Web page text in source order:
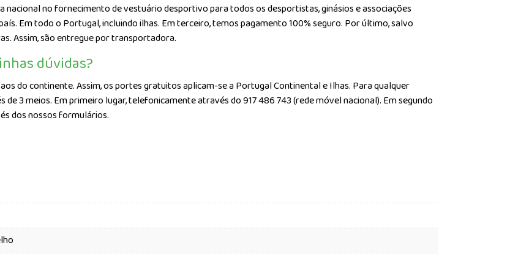
no fornecimento de vestuário desportivo para todos os desportistas, ginásios e associações
Em todo o Portugal, incluindo ilhas. Em terceiro, temos pagamento 100% seguro. Por último, salvo
Assim, são entregue por transportadora.
dúvidas?
do continente. Assim, os portes gratuitos aplicam-se a Portugal Continental e Ilhas. Para qualquer
3 meios. Em primeiro lugar, telefonicamente através do 917 486 743 (rede móvel nacional). Em segundo
dos nossos formulários.